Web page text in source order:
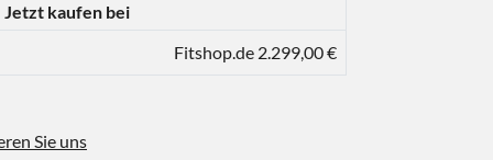
Jetzt kaufen bei
Fitshop.de 2.299,00 €
Sie uns